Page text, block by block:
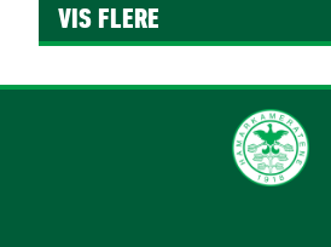
VIS FLERE